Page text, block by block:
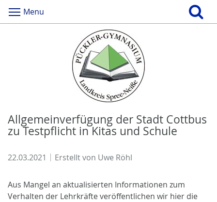
Menu
Allgemeinverfügung der Stadt Cottbus
zu Testpflicht in Kitas und Schule
22.03.2021 Erstellt von Uwe Röhl
Aus Mangel an aktualisierten Informationen zum
Verhalten der Lehrkräfte veröffentlichen wir hier die